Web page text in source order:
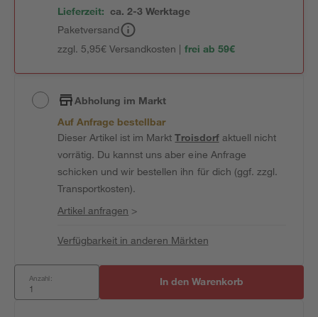
Lieferzeit: ca. 2-3 Werktage
Paketversand
zzgl. 5,95€ Versandkosten | frei ab 59€
Abholung im Markt
Auf Anfrage bestellbar
Dieser Artikel ist im MarktTroisdorfaktuell nicht
vorrätig. Du kannst uns aber eine Anfrage
schicken und wir bestellen ihn für dich (ggf. zzgl.
Transportkosten).
Artikel anfragen >
Verfügbarkeit in anderen Märkten
Anzahl: In den Warenkorb